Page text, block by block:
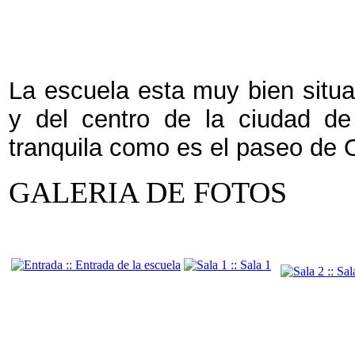
La escuela esta muy bien
y del centro de la ciudad
tranquila como es el paseo de
GALERIA DE FOTOS